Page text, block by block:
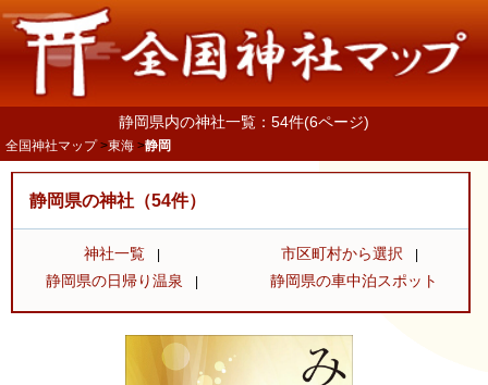
静岡県内の神社一覧：54件(6ページ)
全国神社マップ 東海 静岡
静岡県の神社（54件）
神社一覧
市区町村から選択
静岡県の日帰り温泉
静岡県の車中泊スポット